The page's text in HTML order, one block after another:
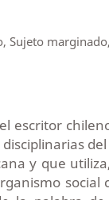
Sujeto
escritor
y que
social